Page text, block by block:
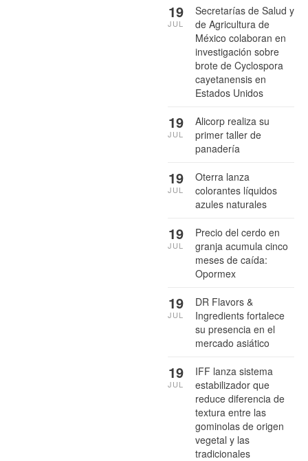
Secretarías de Salud y
de Agricultura de
México colaboran en
investigación sobre
brote de Cyclospora
cayetanensis en
Estados Unidos
19
JUL
Alicorp realiza su
primer taller de
panadería
19
JUL
Oterra lanza
colorantes líquidos
azules naturales
19
JUL
Precio del cerdo en
granja acumula cinco
meses de caída:
Opormex
19
JUL
DR Flavors &
Ingredients fortalece
su presencia en el
mercado asiático
19
JUL
IFF lanza sistema
estabilizador que
reduce diferencia de
textura entre las
gominolas de origen
vegetal y las
tradicionales
19
JUL